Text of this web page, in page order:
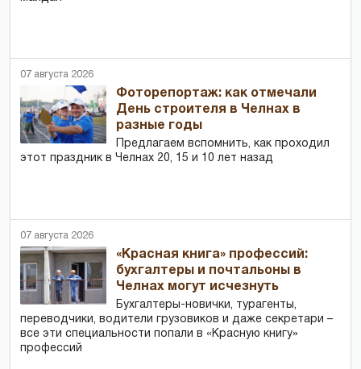
07 августа 2026
Фоторепортаж: как отмечали
День строителя в Челнах в
разные годы
Предлагаем вспомнить, как проходил
этот праздник в Челнах 20, 15 и 10 лет назад
07 августа 2026
«Красная книга» профессий:
бухгалтеры и почтальоны в
Челнах могут исчезнуть
Бухгалтеры-новички, тур­агенты,
переводчики, водители грузовиков и даже секретари –
все эти специальности попали в «Красную книгу»
профессий